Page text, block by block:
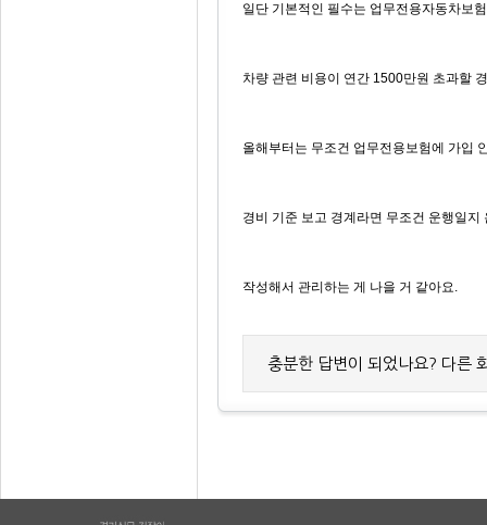
일단 기본적인 필수는 업무전용자동차보
차량 관련 비용이 연간 1500만원 초과할
올해부터는 무조건 업무전용보험에 가입
경비 기준 보고 경계라면 무조건 운행일
작성해서 관리하는 게 나을 거 같아요.
충분한 답변이 되었나요? 다른